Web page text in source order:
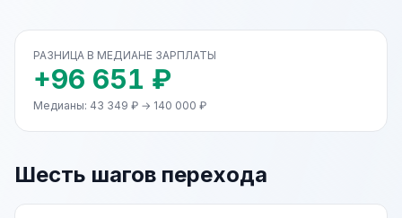
РАЗНИЦА В МЕДИАНЕ ЗАРПЛАТЫ
+96 651 ₽
Медианы: 43 349 ₽ → 140 000 ₽
Шесть шагов перехода